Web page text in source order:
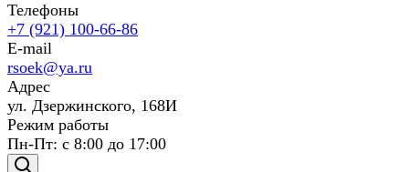
Телефоны
+7 (921) 100-66-86
E-mail
rsoek@ya.ru
Адрес
ул. Дзержинского, 168И
Режим работы
Пн-Пт: с 8:00 до 17:00